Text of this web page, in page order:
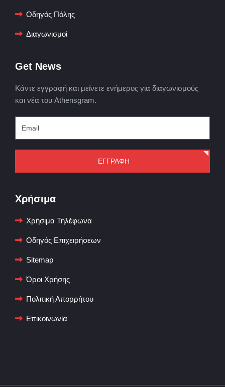
Οδηγός Πόλης
Διαγωνισμοί
Get News
Κάντε εγγραφή και μείνετε ενήμερος για διαγωνισμούς
και νέα του Athensgram.
ΕΓΓΡΑΦΗ
Χρήσιμα
Χρήσιμα Τηλέφωνα
Οδηγός Επιχειρήσεων
Sitemap
Όροι Χρήσης
Πολιτική Απορρήτου
Επικοινωνία